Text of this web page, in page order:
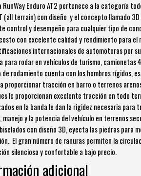
RunWay Enduro AT2 pertenece a la categoría
(all terrain) con diseño y el concepto llamado
control y desempeño para cualquier tipo de
con excelente calidad y rendimiento para
internacionales de automotoras por
para rodar en vehículos de turismo, camionetas
de rodamiento cuenta con los hombros rígidos,
proporcionar tracción en barro o terrenos
le proporcionan excelente tracción en todo
en la banda le dan la rigidez necesaria para
manejo y la potencia del vehículo en terrenos
con diseño 3D, eyecta las piedras para
El gran número de ranuras permiten la
silenciosa y confortable a bajo precio.
adicional